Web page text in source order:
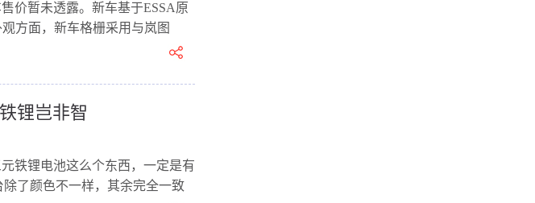
价暂未透露。新车基于ESSA原
方面，新车格栅采用与岚图
锂岂非智
铁锂电池这么个东西，一定是有
了颜色不一样，其余完全一致